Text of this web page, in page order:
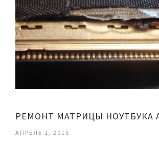
РЕМОНТ МАТРИЦЫ НОУТБУКА
АПРЕЛЬ 1, 2015